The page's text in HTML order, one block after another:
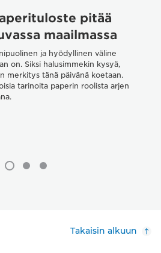
pitää
maailmassa
ja hyödyllinen väline
on. Siksi halusimmekin kysyä,
merkitys tänä päivänä koetaan.
tarinoita paperin roolista arjen
Takaisin alkuun